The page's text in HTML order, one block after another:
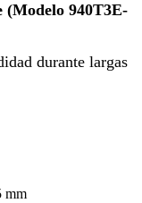
(Modelo 940T3E-
durante largas
mm